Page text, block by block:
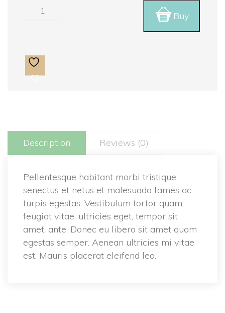
Patient
Ninja
Buy
Description Reviews (0)
Pellentesque habitant morbi tristique
enectus et netus et malesuada fames ac
turpis egestas. Vestibulum tortor quam,
feugiat vitae, ultricies eget, tempor sit
amet, ante. Donec eu libero sit amet quam
egestas semper. Aenean ultricies mi vitae
est. Mauris placerat eleifend leo.